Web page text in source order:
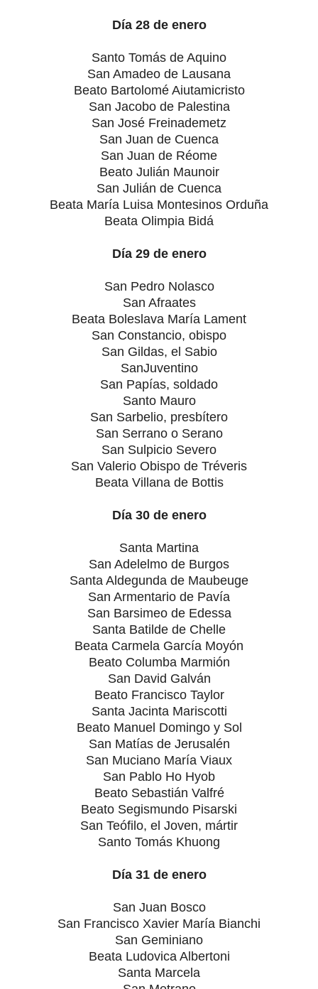
Día 28 de enero
Santo Tomás de Aquino
San Amadeo de Lausana
Beato Bartolomé Aiutamicristo
San Jacobo de Palestina
San José Freinademetz
San Juan de Cuenca
San Juan de Réome
Beato Julián Maunoir
San Julián de Cuenca
Beata María Luisa Montesinos Orduña
Beata Olimpia Bidá
Día 29 de enero
San Pedro Nolasco
San Afraates
Beata Boleslava María Lament
San Constancio, obispo
San Gildas, el Sabio
SanJuventino
San Papías, soldado
Santo Mauro
San Sarbelio, presbítero
San Serrano o Serano
San Sulpicio Severo
San Valerio Obispo de Tréveris
Beata Villana de Bottis
Día 30 de enero
Santa Martina
San Adelelmo de Burgos
Santa Aldegunda de Maubeuge
San Armentario de Pavía
San Barsimeo de Edessa
Santa Batilde de Chelle
Beata Carmela García Moyón
Beato Columba Marmión
San David Galván
Beato Francisco Taylor
Santa Jacinta Mariscotti
Beato Manuel Domingo y Sol
San Matías de Jerusalén
San Muciano María Viaux
San Pablo Ho Hyob
Beato Sebastián Valfré
Beato Segismundo Pisarski
San Teófilo, el Joven, mártir
Santo Tomás Khuong
Día 31 de enero
San Juan Bosco
San Francisco Xavier María Bianchi
San Geminiano
Beata Ludovica Albertoni
Santa Marcela